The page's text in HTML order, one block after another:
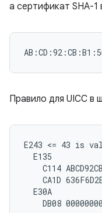
а сертификат SHA-
Правило для UICC в
E243 <= 43 is
  E135
C114
CA1D
  E30A